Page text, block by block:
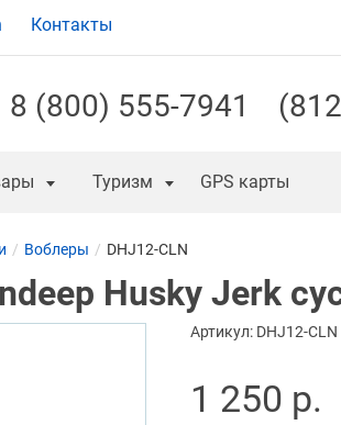
Контакты
8 (800) 555-7941
Туризм GPS карты
Воблеры DHJ12-CLN
Husky Jerk
Артикул: DHJ12-CLN
1 250 р.